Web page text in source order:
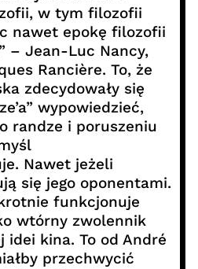
w tym filozofii
nawet epokę filozofii
– Jean-Luc Nancy,
Rancière. To, że
zdecydowały się
wypowiedzieć,
randze i poruszeniu
Nawet jeżeli
się jego oponentami.
funkcjonuje
wtórny zwolennik
kina. To od André
przechwycić